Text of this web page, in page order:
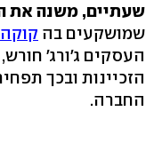
שעתיים, משנה את
שמושקעים בה
העסקים ג'ורג'
הזכיינות ובכך
החברה.